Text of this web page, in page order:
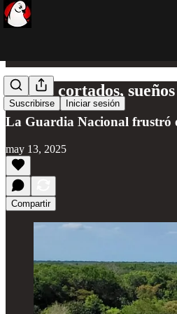
Suscribirse Iniciar sesión
Cables cortados,
La Guardia Nacional frustró
may 13, 2025
Compartir